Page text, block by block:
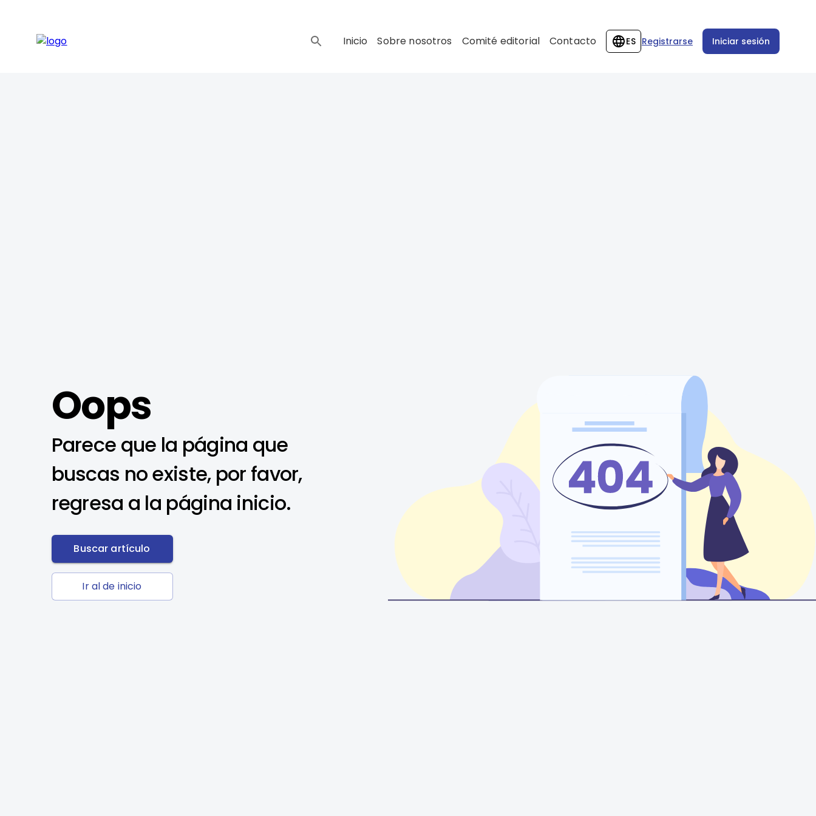
Inicio Sobre nosotros Comité editorial Contacto ES Registrarse Iniciar sesión
Oops
Parece que la página que
buscas no existe, por favor,
regresa a la página inicio.
Buscar artículo
Ir al de inicio